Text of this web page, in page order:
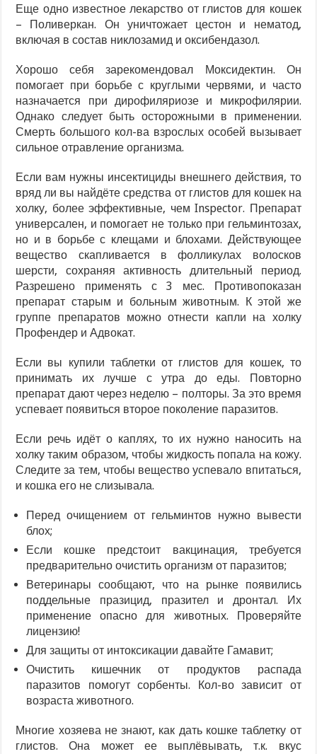
Еще одно известное лекарство от глистов для кошек
– Поливеркан. Он уничтожает цестон и нематод,
включая в состав никлозамид и оксибендазол.
Хорошо себя зарекомендовал Моксидектин. Он
помогает при борьбе с круглыми червями, и часто
назначается при дирофиляриозе и микрофилярии.
Однако следует быть осторожными в применении.
Смерть большого кол-ва взрослых особей вызывает
сильное отравление организма.
Если вам нужны инсектициды внешнего действия, то
вряд ли вы найдёте средства от глистов для кошек на
холку, более эффективные, чем Inspector. Препарат
универсален, и помогает не только при гельминтозах,
но и в борьбе с клещами и блохами. Действующее
вещество скапливается в фолликулах волосков
шерсти, сохраняя активность длительный период.
Разрешено применять с 3 мес. Противопоказан
препарат старым и больным животным. К этой же
группе препаратов можно отнести капли на холку
Профендер и Адвокат.
Если вы купили таблетки от глистов для кошек, то
принимать их лучше с утра до еды. Повторно
препарат дают через неделю – полторы. За это время
успевает появиться второе поколение паразитов.
Если речь идёт о каплях, то их нужно наносить на
холку таким образом, чтобы жидкость попала на кожу.
Следите за тем, чтобы вещество успевало впитаться,
и кошка его не слизывала.
Перед очищением от гельминтов нужно вывести
блох;
Если кошке предстоит вакцинация, требуется
предварительно очистить организм от паразитов;
Ветеринары сообщают, что на рынке появились
поддельные празицид, празител и дронтал. Их
применение опасно для животных. Проверяйте
лицензию!
Для защиты от интоксикации давайте Гамавит;
Очистить кишечник от продуктов распада
паразитов помогут сорбенты. Кол-во зависит от
возраста животного.
Многие хозяева не знают, как дать кошке таблетку от
глистов. Она может ее выплёвывать, т.к. вкус